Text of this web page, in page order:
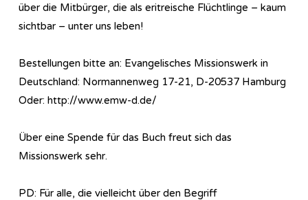
über die Mitbürger, die als eritreische Flüchtlinge – kaum
sichtbar – unter uns leben!
Bestellungen bitte an: Evangelisches Missionswerk in
Deutschland: Normannenweg 17-21, D-20537 Hamburg
Oder: http://www.emw-d.de/
Über eine Spende für das Buch freut sich das
Missionswerk sehr.
PD: Für alle, die vielleicht über den Begriff